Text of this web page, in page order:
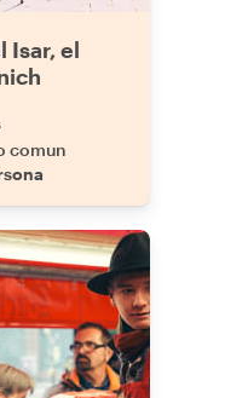
Isar, el
comun